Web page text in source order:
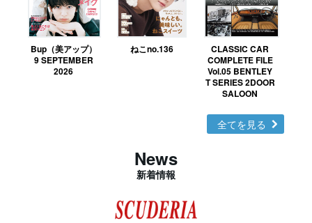
Bup（美アップ）
9 SEPTEMBER
2026
ねこno.136
CLASSIC CAR
COMPLETE FILE
Vol.05 BENTLEY
T SERIES 2DOOR
SALOON
全てを見る
News
新着情報